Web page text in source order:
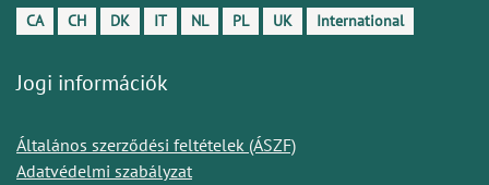
CA CH DK IT NL PL UK International
Jogi információk
Általános szerződési feltételek (ÁSZF)
Adatvédelmi szabályzat